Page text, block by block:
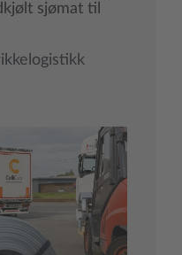
sjømat til